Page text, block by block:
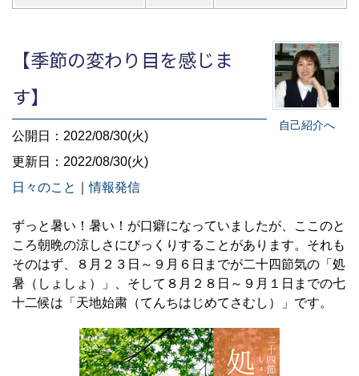
自己紹介へ
【季節の変わり目を感じま
す】
公開日：2022/08/30(火)
更新日：2022/08/30(火)
日々のこと
｜情報発信
ずっと暑い！暑い！が口癖になっていましたが、ここのと
ころ朝晩の涼しさにびっくりすることがあります。それも
そのはず、８月２３日～９月６日までが二十四節気の「処
暑（しょしょ）」、そして８月２８日～９月１日までの七
十二候は「天地始粛（てんちはじめてさむし）」です。